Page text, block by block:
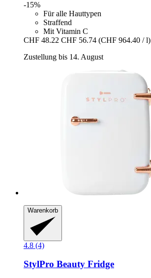
-15%
Für alle Hauttypen
Straffend
Mit Vitamin C
CHF 48.22 CHF 56.74 (CHF 964.40 / l)
Zustellung bis 14. August
Warenkorb
4.8 (4)
StylPro Beauty Fridge